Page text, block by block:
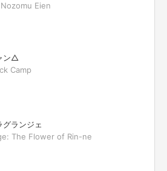
Eien
ン△
Camp
グランジェ
The Flower of Rin-ne